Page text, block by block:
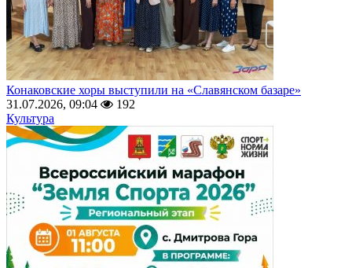
Конаковские хоры выступили на «Славянском базаре»
31.07.2026, 09:04
192
Культура